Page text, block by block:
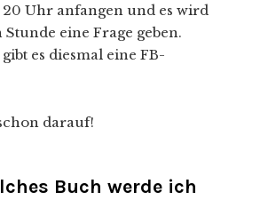
Uhr anfangen und es wird
eine Frage geben.
es diesmal eine FB-
darauf!
Buch werde ich